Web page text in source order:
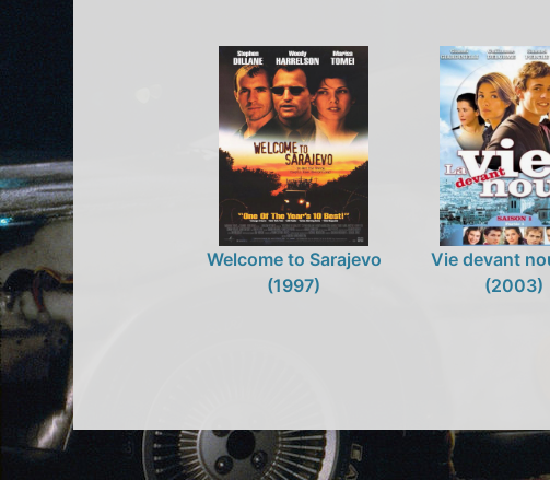
Welcome to Sarajevo
(1997)
Vie devant
(2003)